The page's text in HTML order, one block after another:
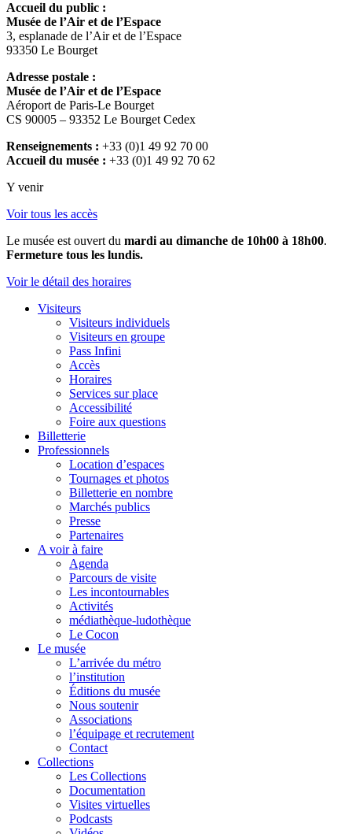
Accueil du public :
Musée de l’Air et de l’Espace
3, esplanade de l’Air et de l’Espace
93350 Le Bourget
Adresse postale :
Musée de l’Air et de l’Espace
Aéroport de Paris-Le Bourget
CS 90005 – 93352 Le Bourget Cedex
Renseignements : +33 (0)1 49 92 70 00
Accueil du musée : +33 (0)1 49 92 70 62
Y venir
Voir tous les accès
Le musée est ouvert du mardi au dimanche de 10h00 à 18h00.
Fermeture tous les lundis.
Voir le détail des horaires
Visiteurs
Visiteurs individuels
Visiteurs en groupe
Pass Infini
Accès
Horaires
Services sur place
Accessibilité
Foire aux questions
Billetterie
Professionnels
Location d’espaces
Tournages et photos
Billetterie en nombre
Marchés publics
Presse
Partenaires
A voir à faire
Agenda
Parcours de visite
Les incontournables
Activités
médiathèque-ludothèque
Le Cocon
Le musée
L’arrivée du métro
l’institution
Éditions du musée
Nous soutenir
Associations
l’équipage et recrutement
Contact
Collections
Les Collections
Documentation
Visites virtuelles
Podcasts